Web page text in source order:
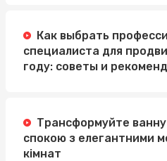
Как выбрать
специалиста для
году: советы и
Трансформуйте ванну
спокою з елегантними
кімнат